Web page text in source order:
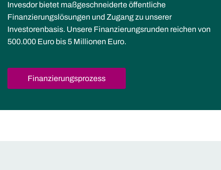
Invesdor bietet maßgeschneiderte öffentliche
Finanzierungslösungen und Zugang zu unserer
Investorenbasis. Unsere Finanzierungsrunden reichen von
500.000 Euro bis 5 Millionen Euro.
Finanzierungsprozess